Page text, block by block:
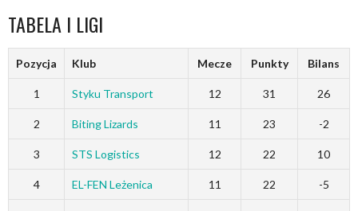
TABELA I LIGI
Pozycja Klub Mecze Punkty Bilans
1 Styku Transport 12 31 26
2 Biting Lizards 11 23 -2
3 STS Logistics 12 22 10
4 EL-FEN Leżenica 11 22 -5